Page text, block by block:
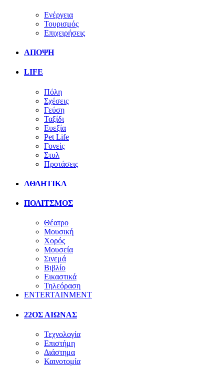
Ενέργεια
Τουρισμός
Επιχειρήσεις
ΑΠΟΨΗ
LIFE
Πόλη
Σχέσεις
Γεύση
Ταξίδι
Ευεξία
Pet Life
Γονείς
Στυλ
Προτάσεις
ΑΘΛΗΤΙΚΑ
ΠΟΛΙΤΣΜΟΣ
Θέατρο
Μουσική
Χορός
Μουσεία
Σινεμά
Βιβλίο
Εικαστικά
Τηλεόραση
ENTERTAINMENT
22ΟΣ ΑΙΩΝΑΣ
Τεχνολογία
Επιστήμη
Διάστημα
Καινοτομία